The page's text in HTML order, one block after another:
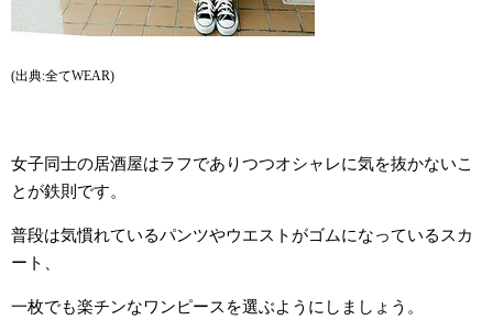
(出典:全てWEAR)
女子同士の居酒屋はラフでありつつオシャレに気を抜かないこ
とが鉄則です。
普段は気慣れているパンツやウエストがゴムになっているスカ
ート、
一枚でも楽チンなワンピースを選ぶようにしましょう。